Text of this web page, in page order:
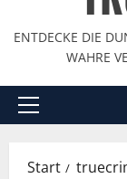
ENTDECKE DIE
WAHRE
Start